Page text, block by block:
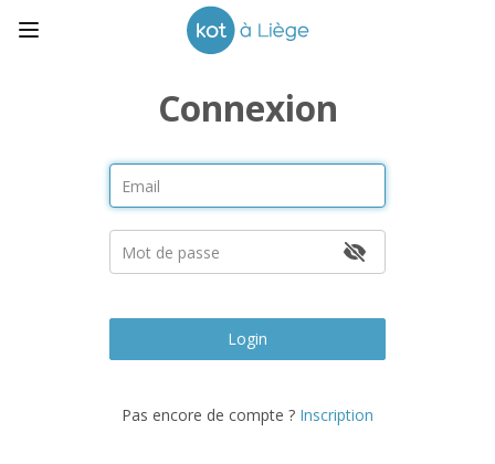
Connexion
Login
Pas encore de compte ? Inscription